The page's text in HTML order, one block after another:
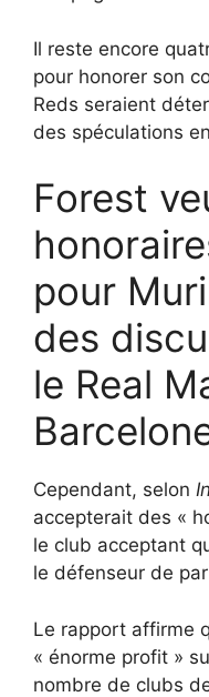
Il reste encore
pour honorer son
Reds seraient
des spéculations
Forest
pour
des
le Real
Cependant, selon
accepterait des «
le club acceptant
le défenseur de
Le rapport affirme
« énorme profit »
nombre de clubs